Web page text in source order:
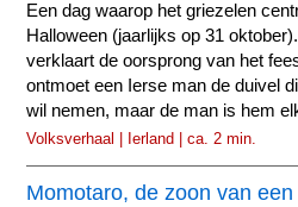
Een dag waarop het griezelen
Halloween (jaarlijks op 31
verklaart de oorsprong van het
ontmoet een Ierse man de duivel
wil nemen, maar de man is hem
Volksverhaal | Ierland | ca. 2 min.
Momotaro, de zoon van